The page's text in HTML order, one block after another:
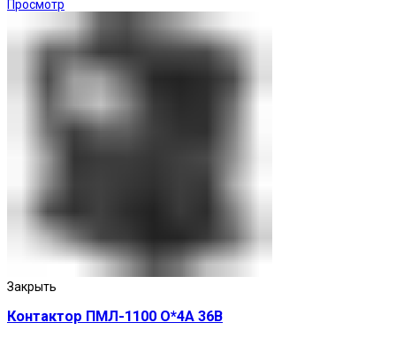
Просмотр
Закрыть
Контактор ПМЛ-1100 О*4А 36В